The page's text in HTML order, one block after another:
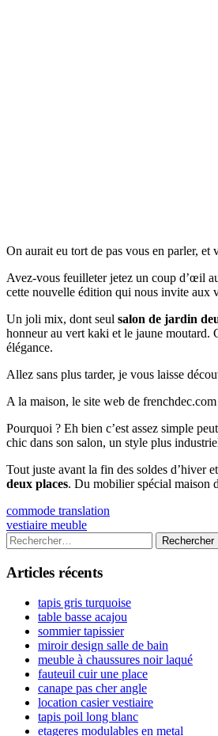
On aurait eu tort de pas vous en parler,
Avez-vous feuilleter jetez un coup d’œil
cette nouvelle édition qui nous invite aux
Un joli mix, dont seul salon de jardin
honneur au vert kaki et le jaune moutard.
élégance.
Allez sans plus tarder, je vous laisse
A la maison, le site web de
Pourquoi ? Eh bien c’est assez simple
chic dans son salon, un style plus
Tout juste avant la fin des soldes d’hiver
deux places. Du mobilier spécial maison
Navigation
de
l’article
Previous
article:
commode translation
Next
article:
vestiaire meuble
Colonne
latérale
principale
Rechercher :
Articles récents
tapis gris turquoise
table basse acajou
sommier tapissier
miroir design salle de bain
meuble à chaussures noir laqué
fauteuil cuir une place
canape pas cher angle
location casier vestiaire
tapis poil long blanc
etageres modulables en metal